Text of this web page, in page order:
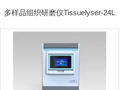
多样品组织研磨仪Tissuelyser-24L